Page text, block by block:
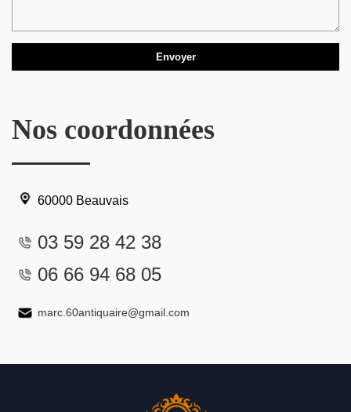
Nos coordonnées
60000 Beauvais
03 59 28 42 38
06 66 94 68 05
marc.60antiquaire@gmail.com